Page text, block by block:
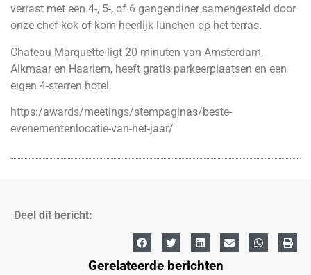
verrast met een 4-, 5-, of 6 gangendiner samengesteld door
onze chef-kok of kom heerlijk lunchen op het terras.
Chateau Marquette ligt 20 minuten van Amsterdam,
Alkmaar en Haarlem, heeft gratis parkeerplaatsen en een
eigen 4-sterren hotel.
https:/awards/meetings/stempaginas/beste-
evenementenlocatie-van-het-jaar/
Deel dit bericht:
Gerelateerde berichten